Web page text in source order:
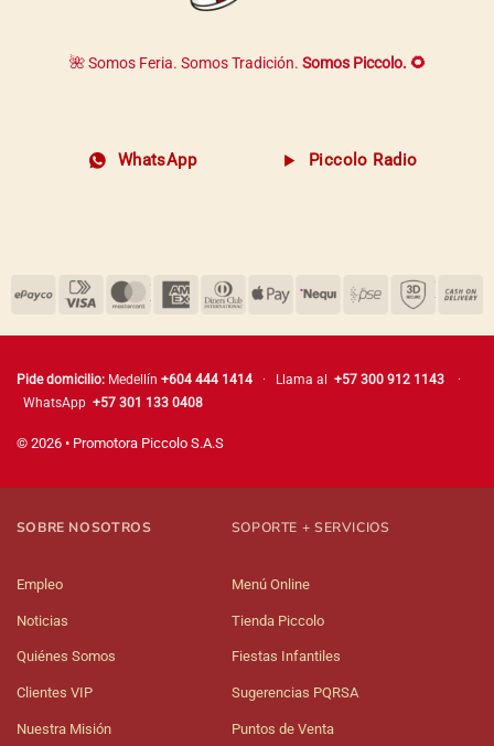
🌺 Somos Feria. Somos Tradición. Somos Piccolo. 🌻
WhatsApp Piccolo Radio
Pide domicilio: Medellín +604 444 1414 · Llama al +57 300 912 1143
·
WhatsApp +57 301 133 0408
© 2026 • Promotora Piccolo S.A.S
SOBRE NOSOTROS
Empleo
Noticias
Quiénes Somos
Clientes VIP
Nuestra Misión
SOPORTE + SERVICIOS
Menú Online
Tienda Piccolo
Fiestas Infantiles
Sugerencias PQRSA
Puntos de Venta